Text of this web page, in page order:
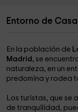
Entorno de
En la población de
Madrid, se
naturaleza, en un
predomina y rodea
Los turistas, que se
de tranquilidad,